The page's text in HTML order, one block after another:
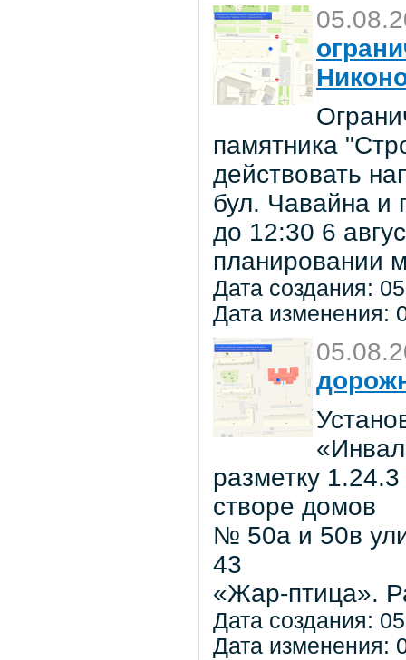
памятника
действовать
бул. Чавайна и
до 12:30 6
планировании
Дата создания:
Дата изменения:
разметку
створе домов
№ 50а и 50в
43
«Жар-птица».
Дата создания:
Дата изменения: